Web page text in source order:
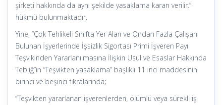
şirketi hakkında da aynı şekilde yasaklama kararı verilir.”
hükmü bulunmaktadır.
Yine, “Çok Tehlikeli Sınıfta Yer Alan ve Ondan Fazla Çalışanı
Bulunan İşyerlerinde İşsizlik Sigortası Primi İşveren Payı
Teşvikinden Yararlanılmasına İlişkin Usul ve Esaslar Hakkında
Tebliğ”in “Teşvikten yasaklama” başlıklı 11 inci maddesinin
birinci ve beşinci fıkralarında;
“Teşvikten yararlanan işverenlerden, ölümlü veya sürekli iş